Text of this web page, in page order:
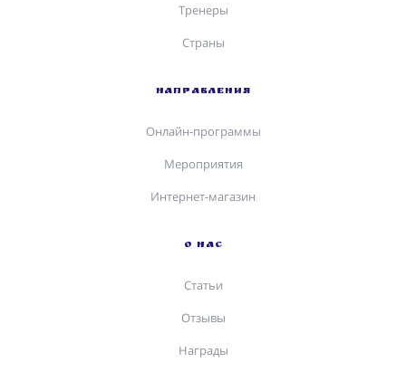
Тренеры
Страны
НАПРАВЛЕНИЯ
Онлайн-программы
Мероприятия
Интернет-магазин
О НАС
Статьи
Отзывы
Награды